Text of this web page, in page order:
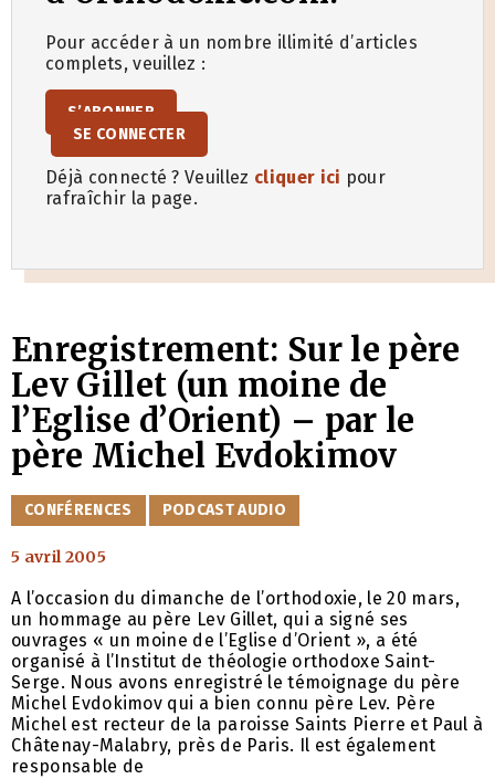
Pour accéder à un nombre illimité d’articles
complets, veuillez :
S’ABONNER
SE CONNECTER
Déjà connecté ? Veuillez cliquer ici pour
rafraîchir la page.
Enregistrement: Sur le père
Lev Gillet (un moine de
l’Eglise d’Orient) – par le
père Michel Evdokimov
CATÉGORIES
CONFÉRENCES PODCAST AUDIO
5 avril 2005
A l’occasion du dimanche de l’orthodoxie, le 20 mars,
un hommage au père Lev Gillet, qui a signé ses
ouvrages « un moine de l’Eglise d’Orient », a été
organisé à l’Institut de théologie orthodoxe Saint-
Serge. Nous avons enregistré le témoignage du père
Michel Evdokimov qui a bien connu père Lev. Père
Michel est recteur de la paroisse Saints Pierre et Paul à
Châtenay-Malabry, près de Paris. Il est également
responsable de